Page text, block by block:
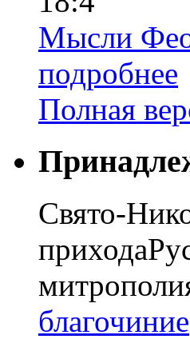
Мысли
подробнее
Полная
Свято-
прихода
благочиние